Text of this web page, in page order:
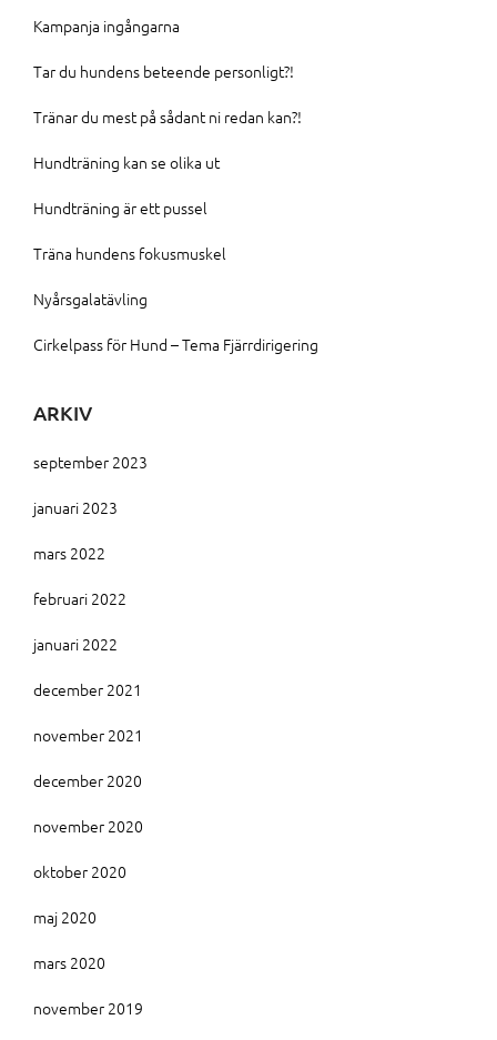
Kampanja ingångarna
Tar du hundens beteende personligt?!
Tränar du mest på sådant ni redan kan?!
Hundträning kan se olika ut
Hundträning är ett pussel
Träna hundens fokusmuskel
Nyårsgalatävling
Cirkelpass för Hund – Tema Fjärrdirigering
ARKIV
september 2023
januari 2023
mars 2022
februari 2022
januari 2022
december 2021
november 2021
december 2020
november 2020
oktober 2020
maj 2020
mars 2020
november 2019